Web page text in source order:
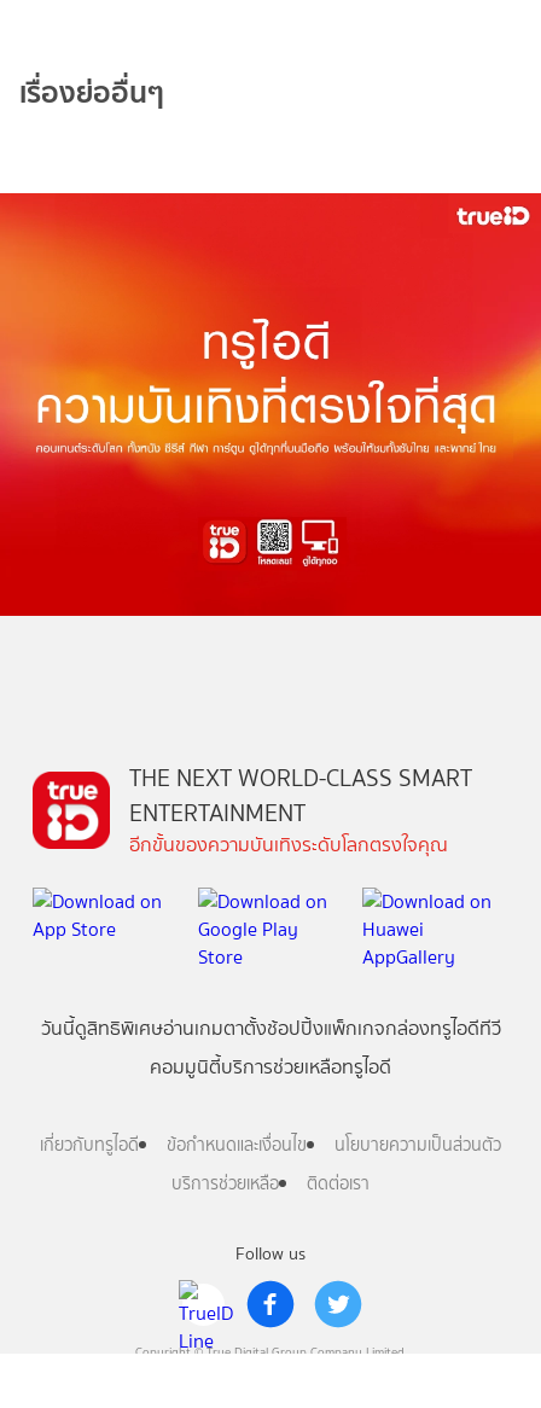
เรื่องย่ออื่นๆ
Follow us
Copyright © True Digital Group Company Limited.
THE NEXT WORLD-CLASS SMART
ENTERTAINMENT
อีกขั้นของความบันเทิงระดับโลกตรงใจคุณ
วันนี้ดูสิทธิพิเศษอ่านเกมตาตั้งช้อปปิ้งแพ็กเกจกล่องทรูไอดีทีวี
คอมมูนิตี้บริการช่วยเหลือทรูไอดี
เกี่ยวกับทรูไอดี ข้อกำหนดและเงื่อนไข
นโยบายความเป็นส่วนตัว
บริการช่วยเหลือ
ติดต่อเรา